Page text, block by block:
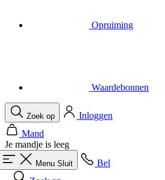
Je mandje is leeg
Menu Sluit
Bel
Zoek op
Mand